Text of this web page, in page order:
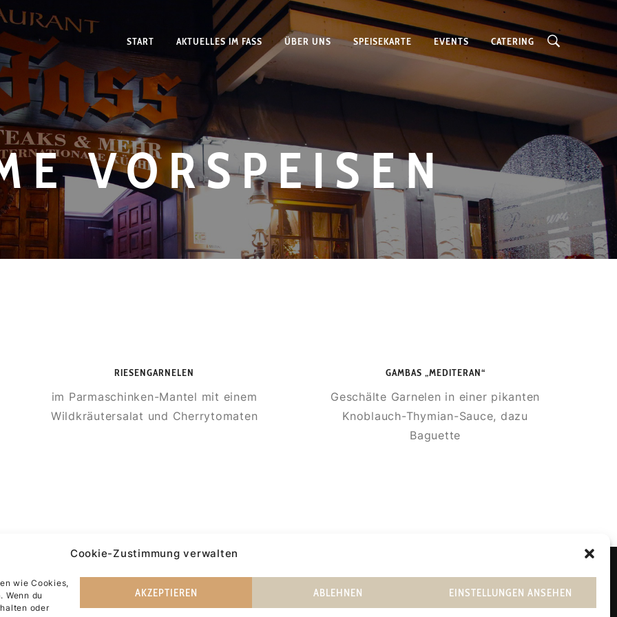
Cookie-Zustimmung verwalten
wie Cookies,
Wenn du
oder
AKZEPTIEREN ABLEHNEN EINSTELLUNGEN ANSEHEN
START AKTUELLES IM FASS ÜBER UNS SPEISEKARTE EVENTS CATERING
VORSPEISEN
RIESENGARNELEN
im Parmaschinken-Mantel mit einem
Wildkräutersalat und Cherrytomaten
GAMBAS „MEDITERAN“
Geschälte Garnelen in einer pikanten
Knoblauch-Thymian-Sauce, dazu
Baguette
Impressum | Datenschutz